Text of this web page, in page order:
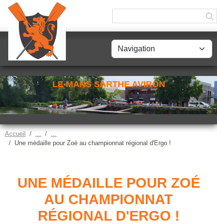
LE MANS SARTHE AVIRON
Accueil
Une médaille pour Zoé au championnat régional d'Ergo !
UNE MÉDAILLE POUR ZOÉ
AU CHAMPIONNAT
RÉGIONAL D'ERGO !
Panneau de gestion des cookies